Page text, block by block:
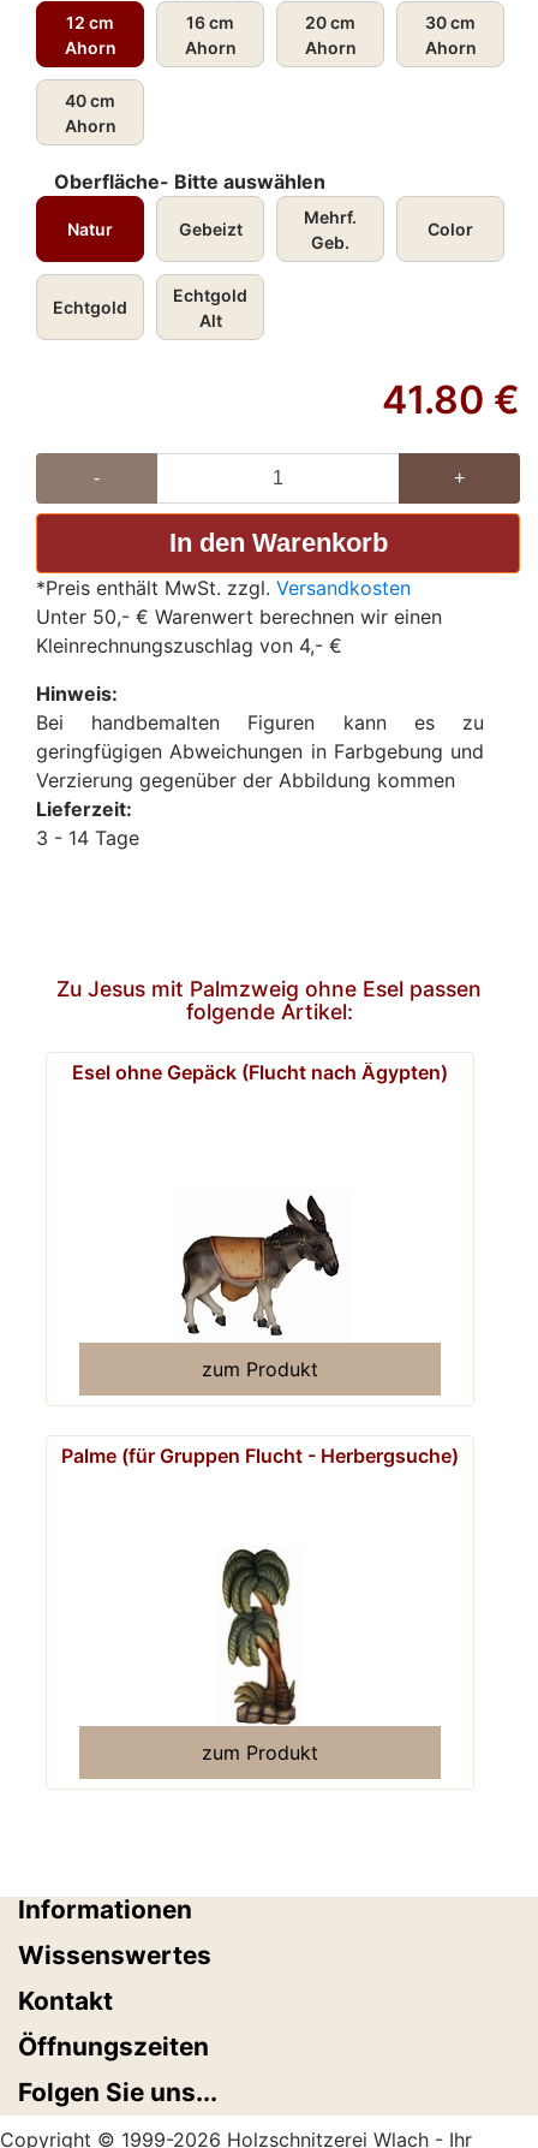
12 cm
Ahorn
16 cm
Ahorn
20 cm
Ahorn
30 cm
Ahorn
40 cm
Ahorn
Oberfläche- Bitte auswählen
Natur Gebeizt
Mehrf.
Geb.
Color
Echtgold
Echtgold
Alt
41.80 €
- +
*Preis enthält MwSt. zzgl. Versandkosten
Unter 50,- € Warenwert berechnen wir einen
Kleinrechnungszuschlag von 4,- €
Hinweis:
Bei handbemalten Figuren kann es zu
geringfügigen Abweichungen in Farbgebung und
Verzierung gegenüber der Abbildung kommen
Lieferzeit:
3 - 14 Tage
Zu Jesus mit Palmzweig ohne Esel passen
folgende Artikel:
Esel ohne Gepäck (Flucht nach Ägypten)
zum Produkt
Palme (für Gruppen Flucht - Herbergsuche)
zum Produkt
Informationen
Wissenswertes
Kontakt
Öffnungszeiten
Folgen Sie uns...
Copyright © 1999-2026 Holzschnitzerei Wlach - Ihr